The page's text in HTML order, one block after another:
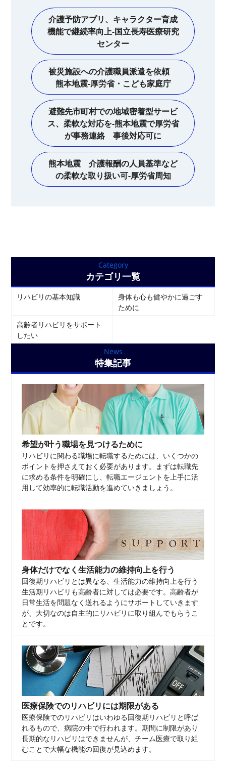
介護予防アプリ、キャラクター育成
機能で継続率向上-国立長寿医療研究
センター
被災施設への介護職員派遣を依頼
熊本地震-厚労省・こども家庭庁
避難先市町村での地域密着型サービ
ス、柔軟な対応を-熊本地震で厚労省
が事務連絡 事後対応可に
熊本地震 介護報酬の人員基準など
の柔軟な取り扱い可-厚労省周知
Category
カテゴリ一覧
リハビリの基本知識
身体も心も健やかに過ごす
ために
高齢者リハビリをサポート
したい
News
特集記事
希望が叶う職場を見つけるために
リハビリに関わる職場に転職するためには、いくつかの
ポイントを押さえておく必要があります。まずは転職先
に求める条件を明確にし、転職エージェントを上手に活
用して効率的に転職活動を進めていきましょう。
身体だけでなく生活能力の維持向上を行う
回復期リハビリとは異なる、生活能力の維持向上を行う
生活期リハビリも高齢者に対しては必要です。高齢者が
日常生活を問題なく送れるようにサポートしていきます
が、大切なのは自主的にリハビリに取り組んでもらうこ
とです。
医療保険でのリハビリには期限がある
医療保険でのリハビリはいわゆる回復期リハビリと呼ば
れるもので、病院の中で行われます。期間に制限があり
長期的なリハビリはできませんが、チーム医療で取り組
むことで大幅な機能の回復が見込めます。